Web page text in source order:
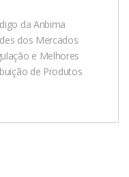
da Anbima
dos Mercados
e Melhores
de Produtos